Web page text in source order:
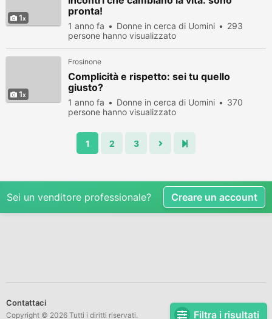
Filtra i risultati
1
pronta!
1 anno fa Donne in cerca di Uomini
293
persone hanno visualizzato
1
Frosinone
Complicità e rispetto: sei tu quello
giusto?
1 anno fa Donne in cerca di Uomini
370
persone hanno visualizzato
1 2 3
Sei un venditore professionale? Creare un account
Contattaci
Copyright © 2026 Tutti i diritti riservati.